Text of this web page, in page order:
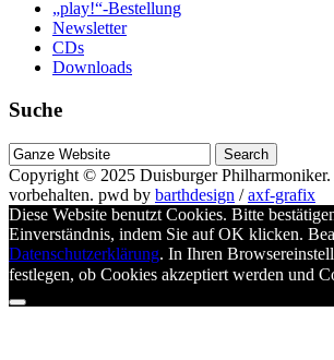
„play!“-Bestellung
Newsletter
CDs
Downloads
Suche
Suche
nach
Copyright © 2025 Duisburger Philharmoniker.
vorbehalten. pwd by barthdesign /axf-grafix
Diese Website benutzt Cookies. Bitte
Einverständnis, indem Sie auf OK klicken.
Datenschutzerklärung. In Ihren
festlegen, ob Cookies akzeptiert werden und